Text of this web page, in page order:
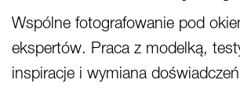
Wspólne fotografowanie pod
ekspertów. Praca z modelką,
inspiracje i wymiana